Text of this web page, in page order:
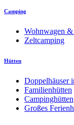
Camping
Wohnwagen
Zeltcamping
Hütten
Doppelhäuser
Familienhütten
Campinghütten
Großes